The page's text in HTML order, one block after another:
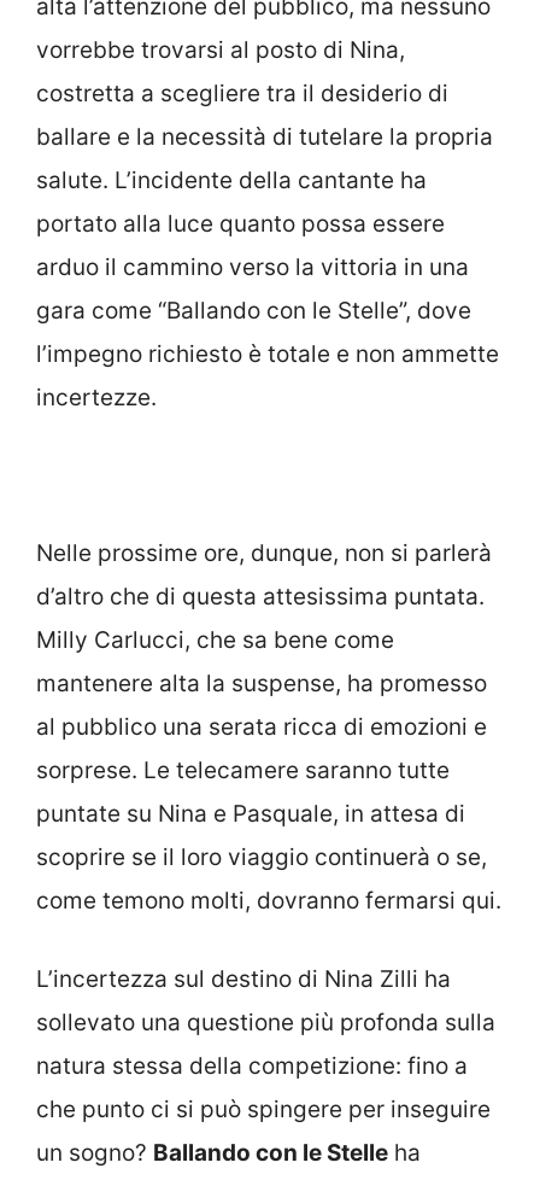
alta l’attenzione del pubblico, ma nessuno
vorrebbe trovarsi al posto di Nina,
costretta a scegliere tra il desiderio di
ballare e la necessità di tutelare la propria
salute. L’incidente della cantante ha
portato alla luce quanto possa essere
arduo il cammino verso la vittoria in una
gara come “Ballando con le Stelle”, dove
l’impegno richiesto è totale e non ammette
incertezze.
Nelle prossime ore, dunque, non si parlerà
d’altro che di questa attesissima puntata.
Milly Carlucci, che sa bene come
mantenere alta la suspense, ha promesso
al pubblico una serata ricca di emozioni e
sorprese. Le telecamere saranno tutte
puntate su Nina e Pasquale, in attesa di
scoprire se il loro viaggio continuerà o se,
come temono molti, dovranno fermarsi qui.
L’incertezza sul destino di Nina Zilli ha
sollevato una questione più profonda sulla
natura stessa della competizione: fino a
che punto ci si può spingere per inseguire
un sogno? Ballando con le Stelle ha